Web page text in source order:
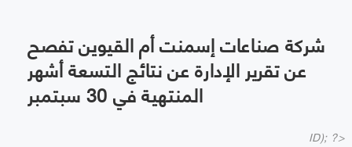
شركة صناعات إسمنت أم القيوين تفصح
عن تقرير الإدارة عن نتائج التسعة أشهر
المنتهية في 30 سبتمبر
ID); ?>